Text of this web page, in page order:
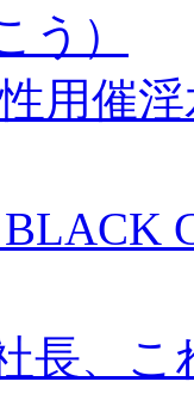
う）
用催
長、こ